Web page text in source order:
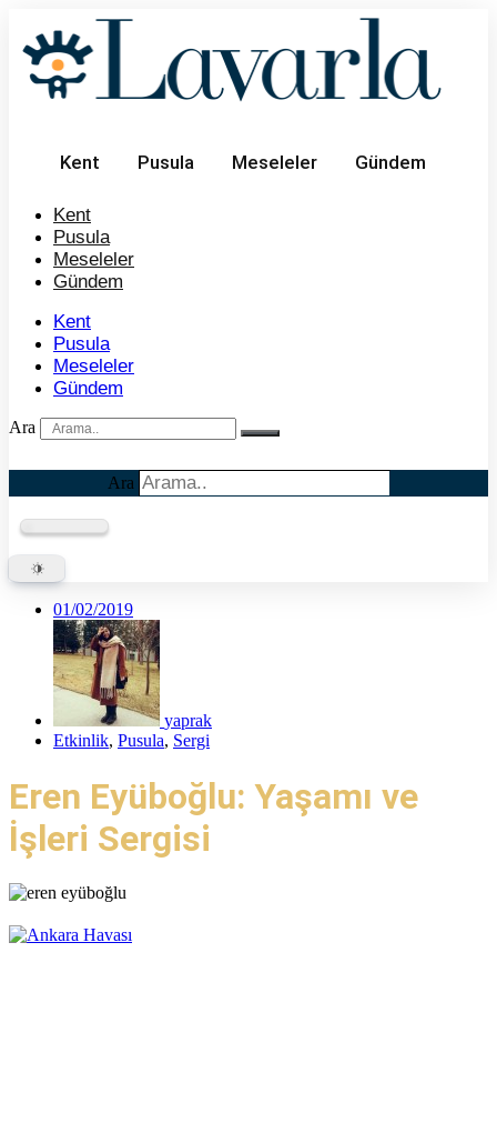
Kent Pusula Meseleler Gündem
Kent
Pusula
Meseleler
Gündem
Kent
Pusula
Meseleler
Gündem
Ara
Ara
01/02/2019
yaprak
Etkinlik, Pusula, Sergi
Eren Eyüboğlu: Yaşamı ve
İşleri Sergisi